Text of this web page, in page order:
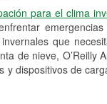
para el clima
que
de nieve, O’Reilly
y dispositivos de